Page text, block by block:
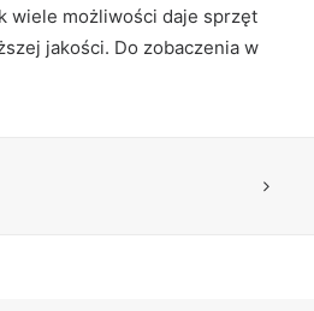
wiele możliwości daje sprzęt
jakości. Do zobaczenia w